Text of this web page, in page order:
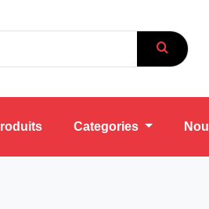
Categories